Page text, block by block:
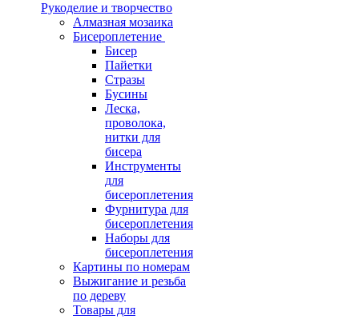
Рукоделие и творчество
Алмазная мозаика
Бисероплетение
Бисер
Пайетки
Стразы
Бусины
Леска,
проволока,
нитки для
бисера
Инструменты
для
бисероплетения
Фурнитура для
бисероплетения
Наборы для
бисероплетения
Картины по номерам
Выжигание и резьба
по дереву
Товары для